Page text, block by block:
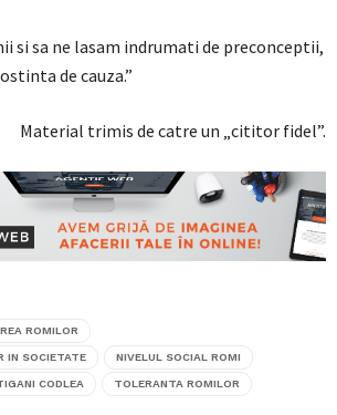
si sa ne lasam indrumati de preconceptii,
de cauza.”
Material trimis de catre un „cititor fidel”.
ROMILOR
IN SOCIETATE NIVELUL SOCIAL ROMI
CODLEA TOLERANTA ROMILOR